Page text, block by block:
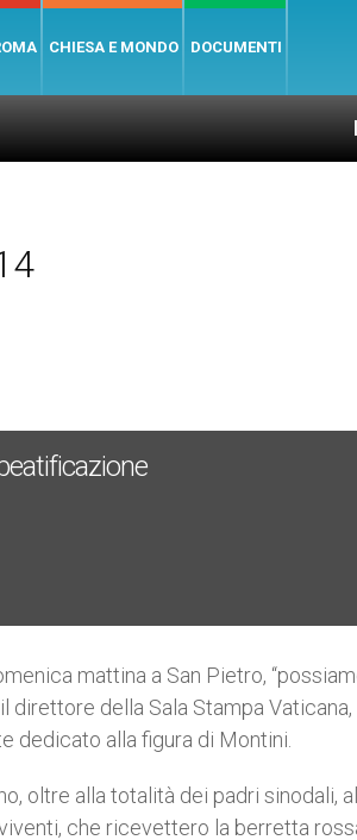
CHIESA E MONDO DOCUMENTI
Il
mattina a San Pietro,
direttore della Sala Stampa
dedicato alla figura di Montini.
oltre alla totalità dei padri sinodali,
che ricevettero la berretta